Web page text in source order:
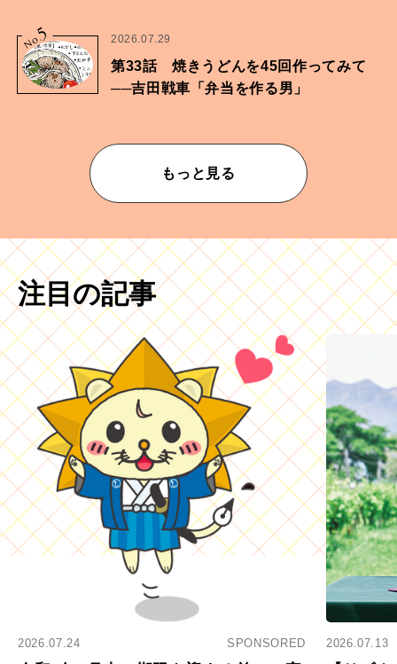
No.
5 2026.07.29
第33話 焼きうどんを45回作ってみて
──吉田戦車「弁当を作る男」
もっと見る
注目の記事
2026.07.24 SPONSORED 2026.07.13